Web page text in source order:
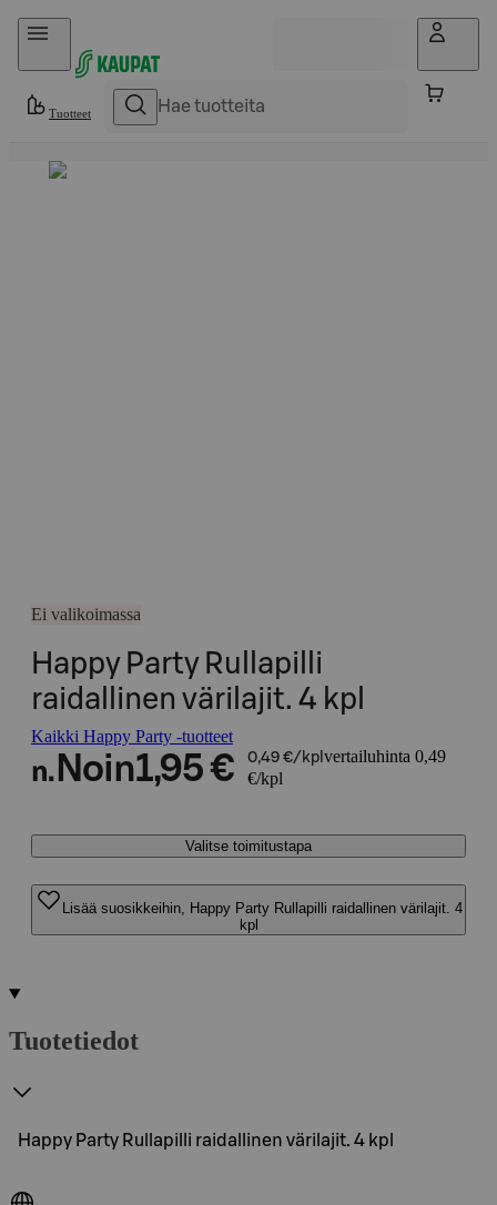
Hyppää sisältöön
Tuotteet
Ei valikoimassa
Happy Party Rullapilli
raidallinen värilajit. 4 kpl
Kaikki Happy Party -tuotteet
n. Noin1,95 € 0,49 €/kpl vertailuhinta 0,49
€/kpl
Valitse toimitustapa
Lisää suosikkeihin, Happy Party Rullapilli raidallinen värilajit. 4
kpl
Tuotetiedot
Happy Party Rullapilli raidallinen värilajit. 4 kpl